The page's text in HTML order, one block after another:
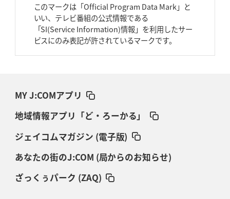
このマークは「Official Program Data Mark」と
いい、テレビ番組の公式情報である
「SI(Service Information)情報」を利用したサー
ビスにのみ表記が許されているマークです。
MY J:COMアプリ
地域情報アプリ「ど・ろーかる」
ジェイコムマガジン (電子版)
あなたの街のJ:COM (局からのお知らせ)
ざっくぅパーク (ZAQ)